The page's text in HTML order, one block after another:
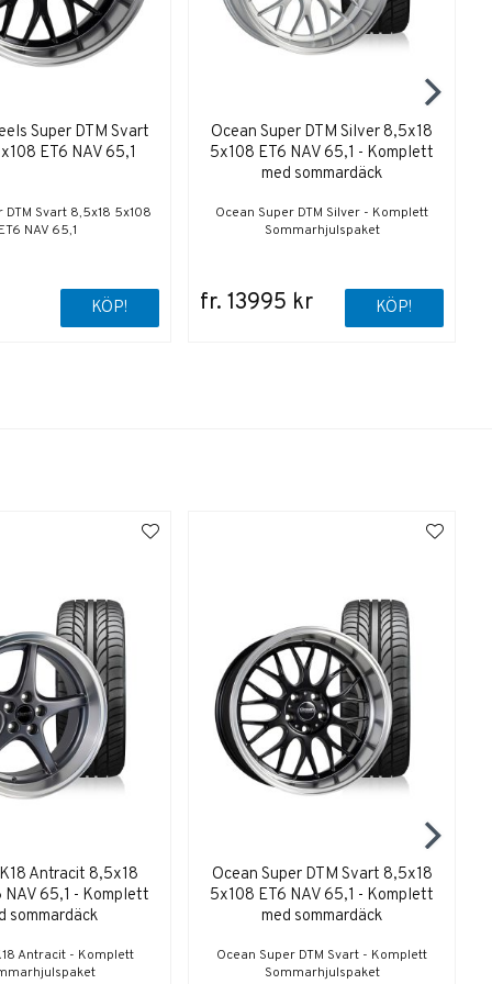
Super DTM Svart
ET6 NAV 65,1
DTM Svart 8,5x18 5x108
NAV 65,1
KÖP!
Ocean Super DTM Silver 8,5x18
5x108 ET6 NAV 65,1 - Komplett
med sommardäck
Ocean Super DTM Silver - Komplett
Sommarhjulspaket
fr. 13995 kr KÖP!
Antracit 8,5x18
NAV 65,1 - Komplett
sommardäck
Antracit - Komplett
Ocean Super DTM Svart 8,5x18
5x108 ET6 NAV 65,1 - Komplett
med sommardäck
Ocean Super DTM Svart - Komplett
Sommarhjulspaket